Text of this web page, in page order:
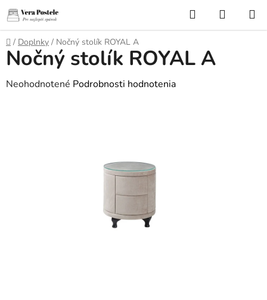
Prejsť
na
obsah
Hľadať
KOŠÍK
Domov
/ Doplnky / Nočný stolík ROYAL A
Nočný stolík ROYAL A
Priemerné
Neohodnotené Podrobnosti hodnotenia